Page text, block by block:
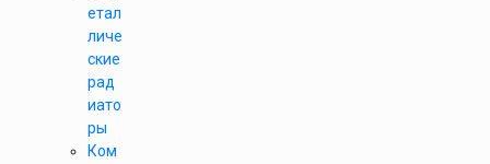
етал
личе
ские
рад
иато
ры
Ком